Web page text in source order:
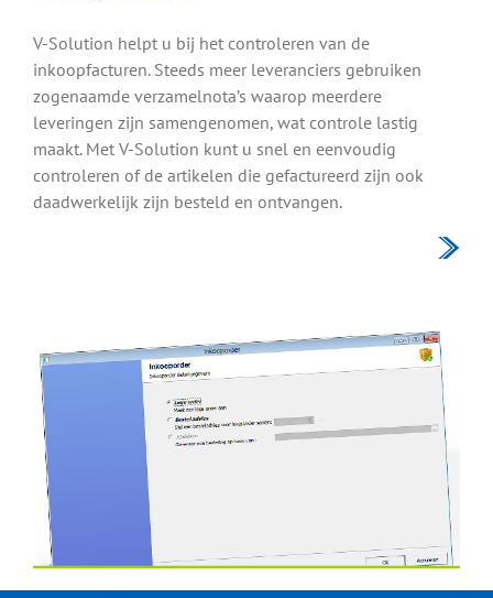
V-Solution helpt u bij het controleren van de
inkoopfacturen. Steeds meer leveranciers gebruiken
zogenaamde verzamelnota’s waarop meerdere
leveringen zijn samengenomen, wat controle lastig
maakt. Met V-Solution kunt u snel en eenvoudig
controleren of de artikelen die gefactureerd zijn ook
daadwerkelijk zijn besteld en ontvangen.